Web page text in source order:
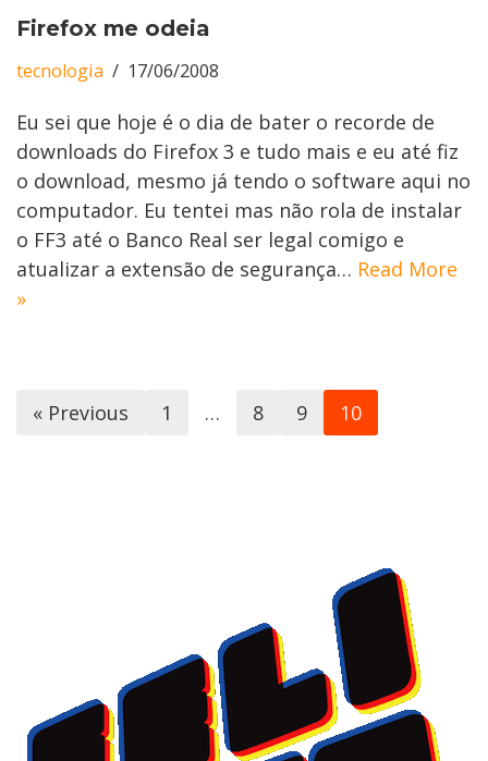
Firefox me odeia
tecnologia 17/06/2008
Eu sei que hoje é o dia de bater o recorde de
downloads do Firefox 3 e tudo mais e eu até fiz
o download, mesmo já tendo o software aqui no
computador. Eu tentei mas não rola de instalar
o FF3 até o Banco Real ser legal comigo e
atualizar a extensão de segurança… Read More
»
« Previous 1 … 8 9 10